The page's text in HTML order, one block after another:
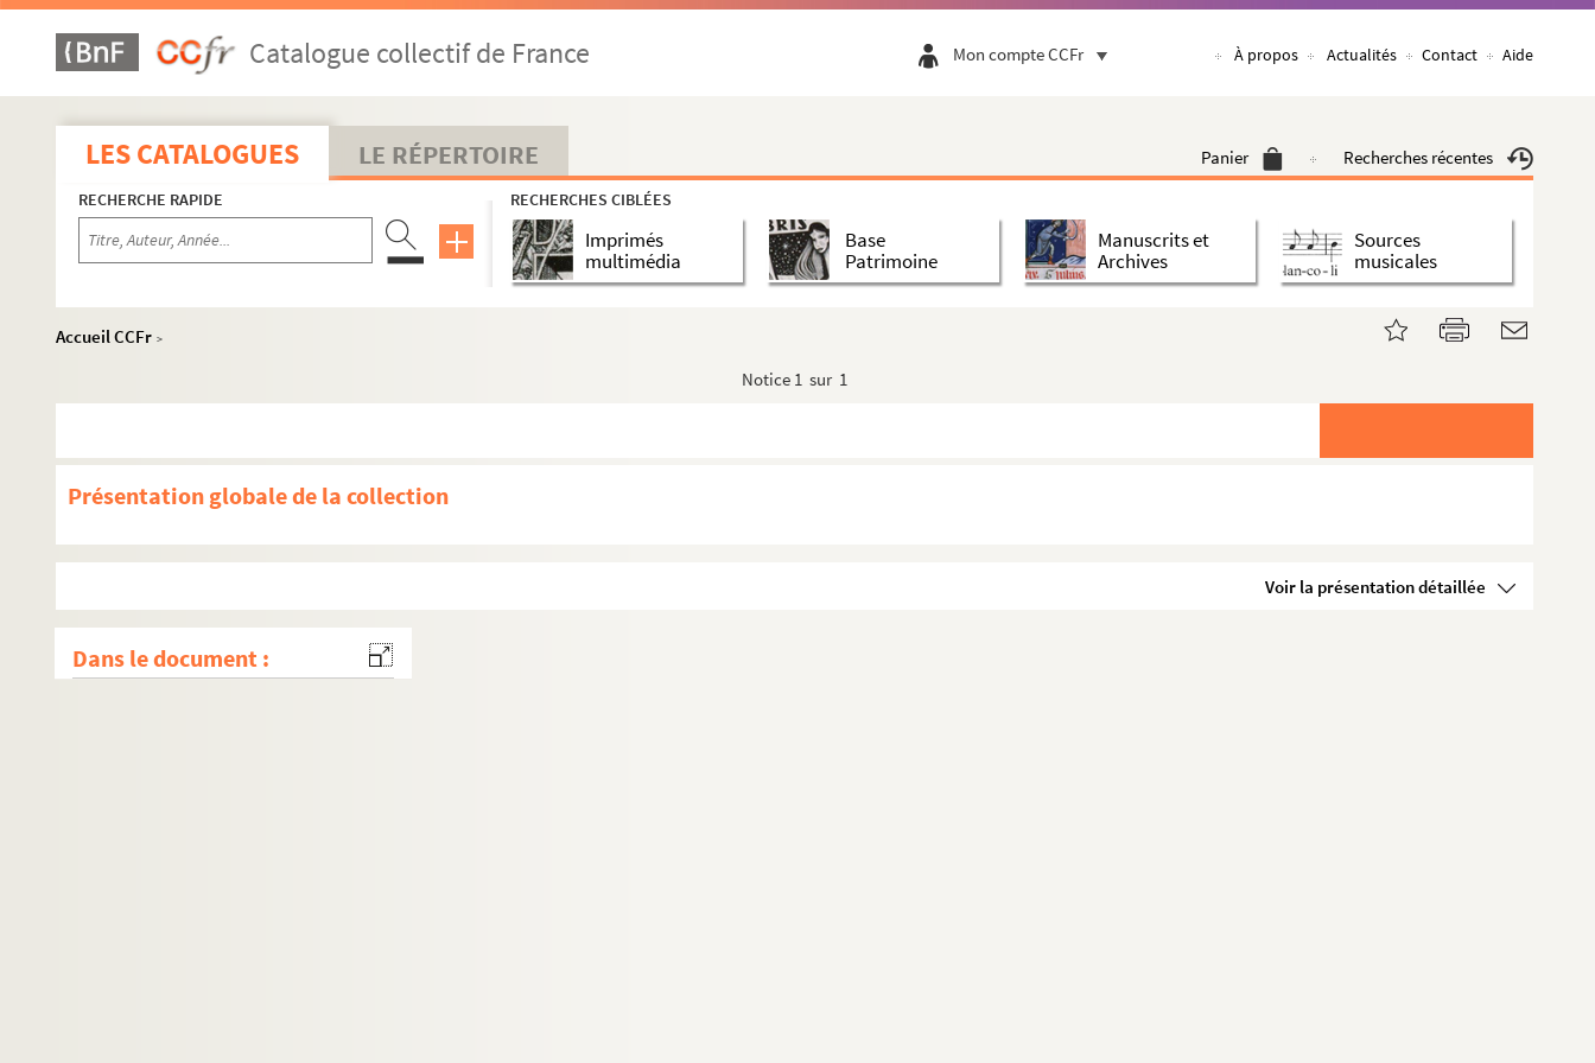
Catalogue collectif de France Mon compte CCFr À propos Actualités Contact Aide
LES CATALOGUES LE RÉPERTOIRE Panier Recherches récentes
RECHERCHE RAPIDE RECHERCHES CIBLÉES
Imprimés
multimédia
Base
Patrimoine
Manuscrits et
Archives
Sources
musicales
Accueil CCFr >
Notice 1 sur 1
Présentation globale de la collection
Voir la présentation détaillée
Dans le document :